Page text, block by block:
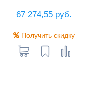
67 274,55 руб.
Получить скидку